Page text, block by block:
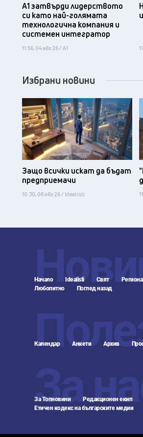
А1 затвърди лидерството
си като най-голямата
технологична компания и
системен интегратор
11:56, 04 авг 26 / А1
Избрани новини
Защо всички искат да бъдат
предприемачи
10:30, 06 авг 26 / Idealisti
Начало Idealisti Свят
Любопитно
Поглед назад
Календар Анкети Архив
За
За Топновини Редакционен екип
Етичен кодекс на българските медии